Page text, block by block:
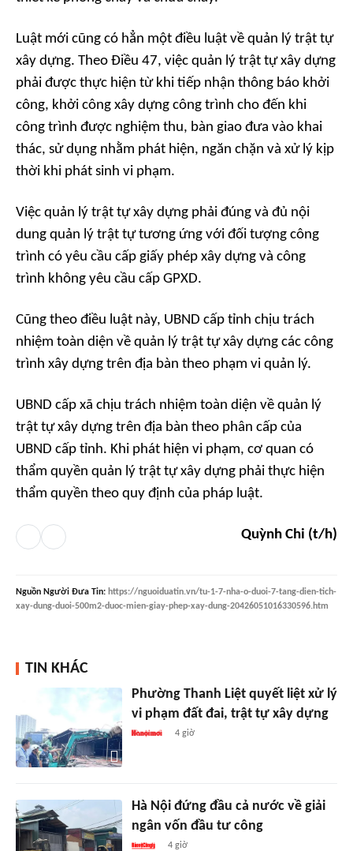
Luật mới cũng có hẳn một điều luật về quản lý trật tự
xây dựng. Theo Điều 47, việc quản lý trật tự xây dựng
phải được thực hiện từ khi tiếp nhận thông báo khởi
công, khởi công xây dựng công trình cho đến khi
công trình được nghiệm thu, bàn giao đưa vào khai
thác, sử dụng nhằm phát hiện, ngăn chặn và xử lý kịp
thời khi phát sinh vi phạm.
Việc quản lý trật tự xây dựng phải đúng và đủ nội
dung quản lý trật tự tương ứng với đối tượng công
trình có yêu cầu cấp giấy phép xây dựng và công
trình không yêu cầu cấp GPXD.
Cũng theo điều luật này, UBND cấp tỉnh chịu trách
nhiệm toàn diện về quản lý trật tự xây dựng các công
trình xây dựng trên địa bàn theo phạm vi quản lý.
UBND cấp xã chịu trách nhiệm toàn diện về quản lý
trật tự xây dựng trên địa bàn theo phân cấp của
UBND cấp tỉnh. Khi phát hiện vi phạm, cơ quan có
thẩm quyền quản lý trật tự xây dựng phải thực hiện
thẩm quyền theo quy định của pháp luật.
Quỳnh Chi (t/h)
Nguồn Người Đưa Tin: https://nguoiduatin.vn/tu-1-7-nha-o-duoi-7-tang-dien-tich-
xay-dung-duoi-500m2-duoc-mien-giay-phep-xay-dung-20426051016330596.htm
TIN KHÁC
Phường Thanh Liệt quyết liệt xử lý
vi phạm đất đai, trật tự xây dựng
4 giờ
Hà Nội đứng đầu cả nước về giải
ngân vốn đầu tư công
4 giờ